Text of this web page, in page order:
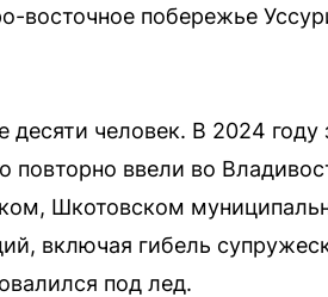
восточное побережье
человек. В 2024 году
повторно ввели во
Шкотовском
включая гибель
под лед.